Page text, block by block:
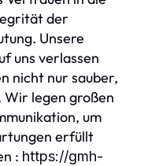
der
Unsere
uns verlassen
nicht nur sauber,
Wir legen großen
um
erfüllt
: https://gmh-